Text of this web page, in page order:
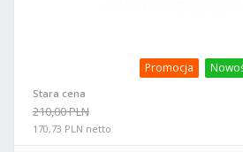
Promocja
Stara cena
210,00 PLN
170,73 PLN netto